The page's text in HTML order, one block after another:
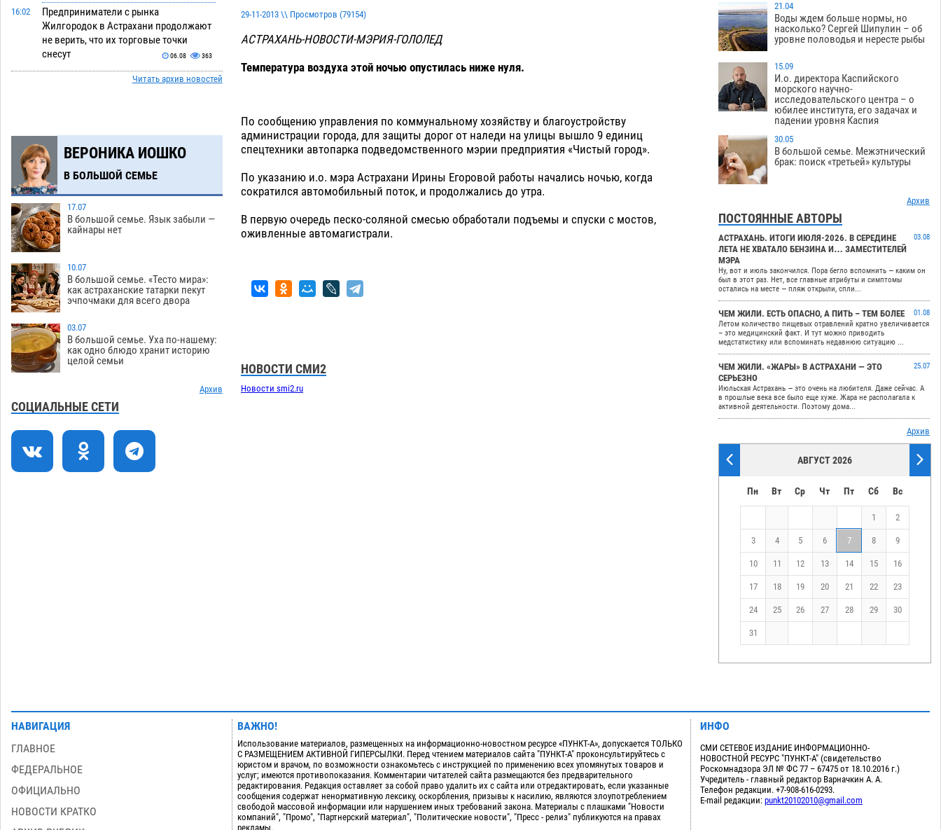
16:02
Предприниматели с рынка
Жилгородок в Астрахани продолжают
не верить, что их торговые точки
снесут
06.08 363
Ящерицу из астраханской пустыни
14:35
Буддийские святыни из Астрахани
выставили в музее Пушкина в Москве
13:50
Мэрия Астрахани переводит городские
зеленые зоны на автоматический
полив
06.08 278
13:13
Скончался второй ребенок после
пожара в Астрахани
12:49
Астраханские гандболисты с крупной
победы стартовали на Всероссийской
12:16
В астраханском селе невестка
изрешетила машину свекрови
11:45
Астраханские приставы выдворили 12
Шереметьево
11:08
Как астраханцы назвали своих детей в
июле
Читать архив новостей
ВЕРОНИКА ИОШКО
В БОЛЬШОЙ СЕМЬЕ
17.07
В большой семье. Язык забыли —
кайнары нет
10.07
В большой семье. «Тесто мира»:
как астраханские татарки пекут
эчпочмаки для всего двора
03.07
В большой семье. Уха по-нашему:
как одно блюдо хранит историю
целой семьи
Архив
СОЦИАЛЬНЫЕ СЕТИ
29-11-2013 \\ Просмотров (79154)
АСТРАХАНЬ-НОВОСТИ-МЭРИЯ-ГОЛОЛЕД
Температура воздуха этой ночью опустилась ниже нуля.
По сообщению управления по коммунальному хозяйству и благоустройству
администрации города, для защиты дорог от наледи на улицы вышло 9 единиц
спецтехники автопарка подведомственного мэрии предприятия «Чистый город».
По указанию и.о. мэра Астрахани Ирины Егоровой работы начались ночью, когда
сократился автомобильный поток, и продолжались до утра.
В первую очередь песко-соляной смесью обработали подъемы и спуски с мостов,
оживленные автомагистрали.
НОВОСТИ СМИ2
Новости smi2.ru
21.04
Воды ждем больше нормы, но
насколько? Сергей Шипулин – об
уровне половодья и нересте рыбы
15.09
И.о. директора Каспийского
морского научно-
исследовательского центра – о
юбилее института, его задачах и
падении уровня Каспия
30.05
В большой семье. Межэтнический
брак: поиск «третьей» культуры
Архив
ПОСТОЯННЫЕ АВТОРЫ
АСТРАХАНЬ. ИТОГИ ИЮЛЯ-2026. В СЕРЕДИНЕ
ЛЕТА НЕ ХВАТАЛО БЕНЗИНА И… ЗАМЕСТИТЕЛЕЙ
МЭРА
03.08
Ну, вот и июль закончился. Пора бегло вспомнить — каким он
был в этот раз. Нет, все главные атрибуты и симптомы
остались на месте — пляж открыли, спли...
ЧЕМ ЖИЛИ. ЕСТЬ ОПАСНО, А ПИТЬ – ТЕМ БОЛЕЕ
01.08
Летом количество пищевых отравлений кратно увеличивается
– это медицинский факт. И тут можно приводить
медстатистику или вспоминать недавнюю ситуацию ...
ЧЕМ ЖИЛИ. «ЖАРЫ» В АСТРАХАНИ — ЭТО
СЕРЬЕЗНО
25.07
Июльская Астрахань — это очень на любителя. Даже сейчас. А
в прошлые века все было еще хуже. Жара не располагала к
активной деятельности. Поэтому дома...
Архив
АВГУСТ 2026
Пн Вт Ср Чт Пт Сб Вс
1 2
3 4 5 6 7 8 9
10 11 12 13 14 15 16
17 18 19 20 21 22 23
24 25 26 27 28 29 30
31
НАВИГАЦИЯ
ГЛАВНОЕ
ФЕДЕРАЛЬНОЕ
ОФИЦИАЛЬНО
НОВОСТИ КРАТКО
ВАЖНО!
Использование материалов, размещенных на информационно-новостном ресурсе «ПУНКТ-А», допускается ТОЛЬКО
С РАЗМЕЩЕНИЕМ АКТИВНОЙ ГИПЕРСЫЛКИ. Перед чтением материалов сайта "ПУНКТ-А" проконсультируйтесь с
юристом и врачом, по возможности ознакомьтесь с инструкцией по применению всех упомянутых товаров и
услуг; имеются противопоказания. Комментарии читателей сайта размещаются без предварительного
редактирования. Редакция оставляет за собой право удалить их с сайта или отредактировать, если указанные
сообщения содержат ненормативную лексику, оскорбления, призывы к насилию, являются злоупотреблением
свободой массовой информации или нарушением иных требований закона. Материалы с плашками "Новости
компаний", "Промо", "Партнерский материал", "Политические новости", "Пресс - релиз" публикуются на правах
рекламы.
ИНФО
СМИ СЕТЕВОЕ ИЗДАНИЕ ИНФОРМАЦИОННО-
НОВОСТНОЙ РЕСУРС "ПУНКТ-А" (свидетельство
Роскомнадзора ЭЛ № ФС 77 – 67475 от 18.10.2016 г.)
Учредитель - главный редактор Варначкин А. А.
Телефон редакции. +7-908-616-0293.
E-mail редакции: punkt20102010@gmail.com